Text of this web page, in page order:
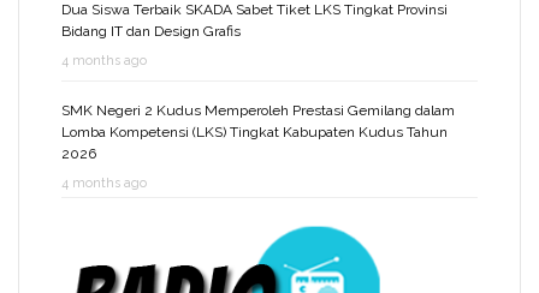
Dua Siswa Terbaik SKADA Sabet Tiket LKS Tingkat Provinsi
Bidang IT dan Design Grafis
4 months ago
SMK Negeri 2 Kudus Memperoleh Prestasi Gemilang dalam
Lomba Kompetensi (LKS) Tingkat Kabupaten Kudus Tahun
2026
4 months ago